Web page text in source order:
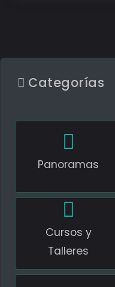
Categorías
Panoramas
Cursos y
Talleres